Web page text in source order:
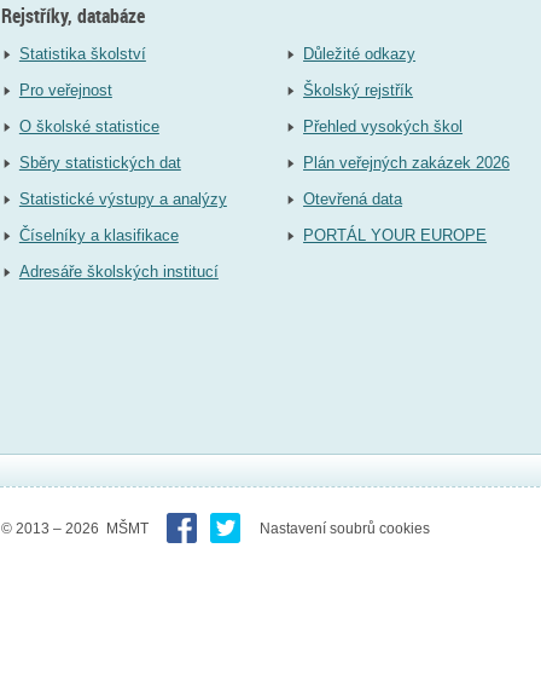
Rejstříky, databáze
Statistika školství
Pro veřejnost
O školské statistice
Sběry statistických dat
Statistické výstupy a analýzy
Číselníky a klasifikace
Adresáře školských institucí
Důležité odkazy
Školský rejstřík
Přehled vysokých škol
Plán veřejných zakázek 2026
Otevřená data
PORTÁL YOUR EUROPE
© 2013 – 2026 MŠMT Nastavení soubrů cookies